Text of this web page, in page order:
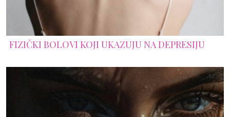
FIZIČKI BOLOVI KOJI UKAZUJU NA DEPRESIJU